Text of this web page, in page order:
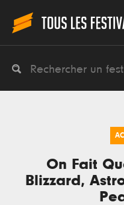
On Fait
Blizzard,